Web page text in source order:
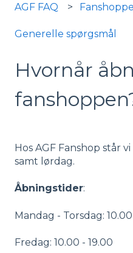
AGF FAQ
Generelle spørgsmål
Hvornår
Hos AGF Fanshop står
samt lørdag.
Åbningstider:
Mandag - Torsdag:
Fredag: 10.00 - 19.00